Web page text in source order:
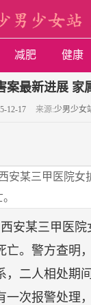
减肥 健康
案最新进展 家
12-17 来源:少男少女
安某三甲医院女
安某三甲医
亡。警方查明
，二人相处期
一次报警处理